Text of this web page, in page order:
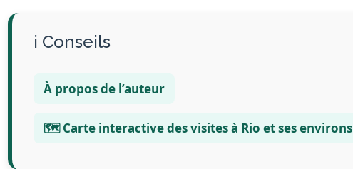
Conseils
À propos de l’auteur
🗺️ Carte interactive des visites à Rio et ses environs